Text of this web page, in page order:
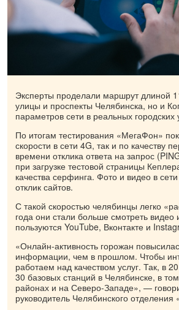
Эксперты проделали маршрут длиной
улицы и проспекты Челябинска, но и
параметров сети в реальных городских
По итогам тестирования «МегаФон»
скорости в сети 4G, так и по качеству
времени отклика ответа на запрос
при загрузке тестовой страницы
качества серфинга. Фото и видео в
отклик сайтов.
С такой скоростью челябинцы легко
года они стали больше смотреть
пользуются YouTube, Вконтакте и
«Онлайн-активность горожан
информации, чем в прошлом. Чтобы
работаем над качеством услуг. Так, в
30 базовых станций в Челябинске, в
районах и на Северо-Западе», —
руководитель Челябинского